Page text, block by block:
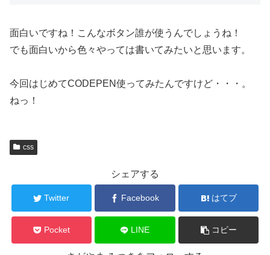
面白いですね！こんなボタン誰が使うんでしょうね！
でも面白いから色々やっては書いてみたいと思います。
今回はじめてCODEPEN使ってみたんですけど・・・。
ねっ！
css
シェアする
Twitter Facebook はてブ
Pocket LINE コピー